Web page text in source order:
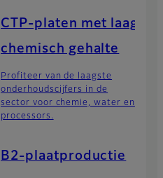
CTP-platen met laag
chemisch gehalte
Profiteer van de laagste
onderhoudscijfers in de
sector voor chemie, water en
processors.
B2-plaatproductie